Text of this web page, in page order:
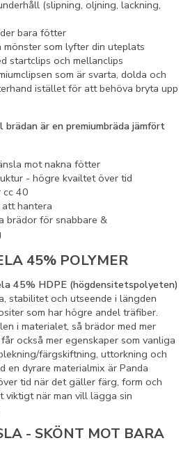
(slipning, oljning, lackning,
bara fötter
som lyfter din uteplats
startclips och mellanclips
som är svarta, dolda och
istället för att behöva bryta upp
är en premiumbräda jämfört
mot nakna fötter
- högre kvailtet över tid
cc 40
hantera
brädor för snabbare &
45% POLYMER
45% HDPE (högdensitetspolyeten)
stabilitet och utseende i längden
som har högre andel träfiber.
i materialet, så brädor med mer
också mer egenskaper som vanliga
färgskiftning, uttorkning och
en dyrare materialmix är Panda
tid när det gäller färg, form och
viktigt när man vill lägga sin
- SKÖNT MOT BARA